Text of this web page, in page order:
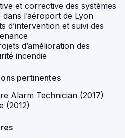
et corrective des systèmes
l’aéroport de Lyon
d’intervention et suivi des
d’amélioration des
incendie
pertinentes
Alarm Technician (2017)
(2012)